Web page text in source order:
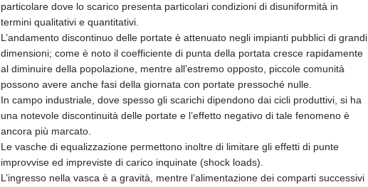
particolare dove lo scarico presenta particolari condizioni di disuniformità in
termini qualitativi e quantitativi.
L’andamento discontinuo delle portate è attenuato negli impianti pubblici di grandi
dimensioni; come è noto il coefficiente di punta della portata cresce rapidamente
al diminuire della popolazione, mentre all’estremo opposto, piccole comunità
possono avere anche fasi della giornata con portate pressoché nulle.
In campo industriale, dove spesso gli scarichi dipendono dai cicli produttivi, si ha
una notevole discontinuità delle portate e l’effetto negativo di tale fenomeno è
ancora più marcato.
Le vasche di equalizzazione permettono inoltre di limitare gli effetti di punte
improvvise ed impreviste di carico inquinate (shock loads).
L’ingresso nella vasca è a gravità, mentre l’alimentazione dei comparti successivi